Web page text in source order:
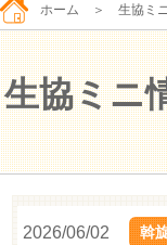
ホーム ＞ 生協ミ
生協ミニ
2026/06/02 斡